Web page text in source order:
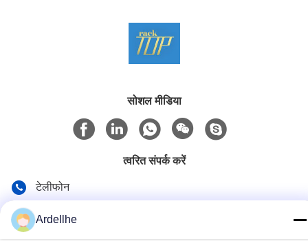
सोशल मीडिया
त्वरित संपर्क करें
टेलीफोन
ई-मेल
Ardellhe